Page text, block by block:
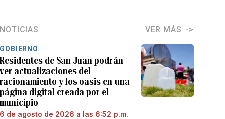
NOTICIAS VER MÁS
GOBIERNO
Residentes de San Juan podrán
ver actualizaciones del
racionamiento y los oasis en una
página digital creada por el
municipio
6 de agosto de 2026 a las 6:52 p.m.